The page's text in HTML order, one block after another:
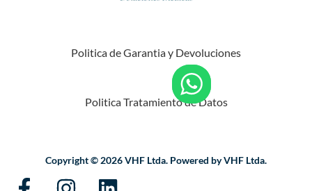
Politica de Garantia y Devoluciones
Politica Tratamiento de Datos
Copyright © 2026 VHF Ltda. Powered by VHF Ltda.